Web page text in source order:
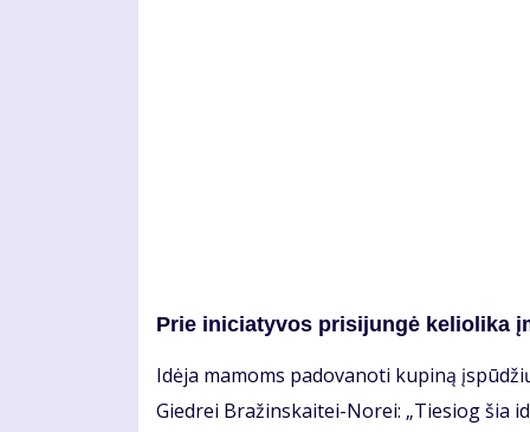
Prie ini­cia­ty­vos pri­si­jun­gė ke­lio­li­ka
Idė­ja ma­moms pa­do­va­no­ti ku­pi­ną
Gied­rei Bra­žins­kai­tei-No­rei: „Tie­siog šia